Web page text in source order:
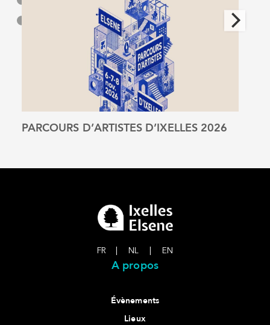
Voir l'article
PARCOURS D’ARTISTES D’IXELLES 2026
FR NL EN
A propos
Évènements
Lieux